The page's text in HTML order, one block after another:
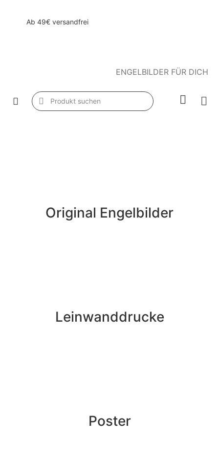
Ab 49€ versandfrei
ENGELBILDER FÜR DICH
Original Engelbilder
Leinwanddrucke
Poster